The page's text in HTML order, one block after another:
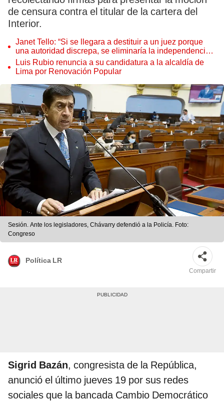
de censura contra el titular de la cartera del
Interior.
Janet Tello: “Si se llegara a destituir a un juez porque
una autoridad discrepa, se eliminaría la independencia
judicial”
Luis Rubio renuncia a su candidatura a la alcaldía de
Lima por Renovación Popular
Sesión. Ante los legisladores, Chávarry defendió a la Policía. Foto:
Congreso
Política LR
Compartir
Sigrid Bazán, congresista de la República,
anunció el último jueves 19 por sus redes
sociales que la bancada Cambio Democrático